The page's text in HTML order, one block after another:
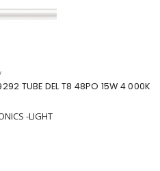
TUBE DEL T8 48PO 15W 4 000K
-LIGHT